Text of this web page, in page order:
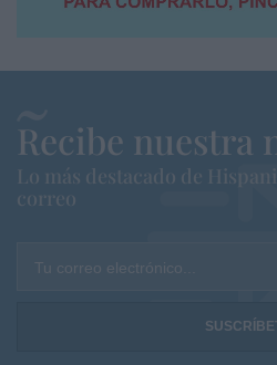
Recibe nuestra
Lo más destacado de
correo
Tu correo electrónico...